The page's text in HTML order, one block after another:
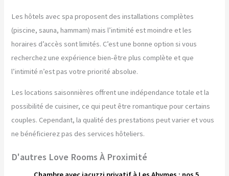
Les hôtels avec spa proposent des installations complètes
(piscine, sauna, hammam) mais l’intimité est moindre et les
horaires d’accès sont limités. C’est une bonne option si vous
recherchez une expérience bien-être plus complète et que
l’intimité n’est pas votre priorité absolue.
Les locations saisonnières offrent une indépendance totale et la
possibilité de cuisiner, ce qui peut être romantique pour certains
couples. Cependant, la qualité des prestations peut varier et vous
ne bénéficierez pas des services hôteliers.
D'autres Love Rooms À Proximité